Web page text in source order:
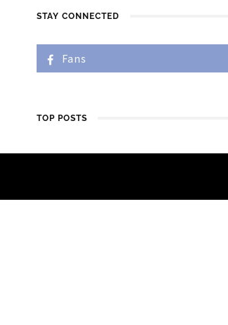
STAY CONNECTED
Fans
TOP POSTS